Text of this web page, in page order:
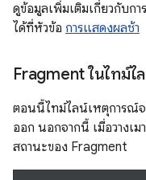
ดูข้อมูลเพิ่มเติมเกี่ยวกับก
ได้ที่หัวข้อ การแสดงผลช้า
Fragment ในไทม์ไ
ตอนนี้ไทม์ไลน์เหตุการณ์
ออก นอกจากนี้ เมื่อวางเ
สถานะของ Fragment